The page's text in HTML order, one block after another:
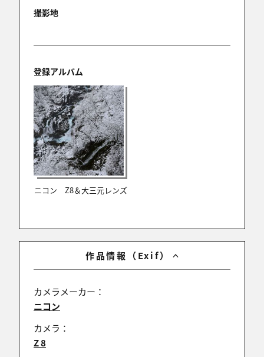
大阪の某都市公園の水飲み場でもよく見かけます。
寒ないんやろかと余計な心配を(笑)
shou
2025/03/24 22:44:36
素晴らしい瞬間をナイスショットです
kin
2025/03/24 19:53:47
いいとこ撮られてますねえ。😀😀😀😀😀😀
tomoyuzu
こんなにたくさんの飛沫が飛び散っているのです
ね。
あたたかい春の訪れを感じますねぇ。
撮影地
登録アルバム
ニコン Z8＆大三元レンズ
作品情報（Exif）
カメラメーカー：
ニコン
カメラ：
Z 8